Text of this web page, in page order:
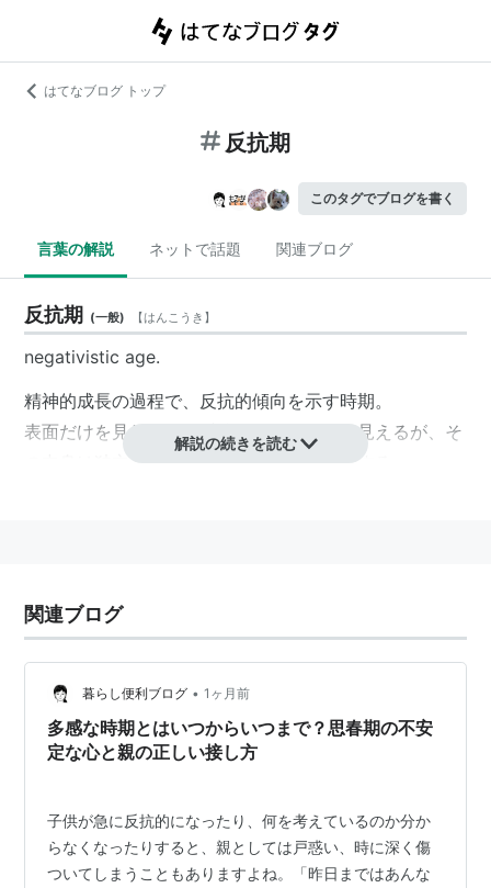
はてなブログ トップ
反抗期
このタグでブログを書く
言葉の解説 ネットで話題 関連ブログ
反抗期 (一般) 【はんこうき 】
negativistic age.
精神的成長の過程で、反抗的傾向を示す時期。
表面だけを見ればただ反抗しているように見えるが、そ
の中身は独立心や自我の芽生えであったりする。
解説の続きを読む
関連ブログ
暮らし便利ブログ • 1ヶ月前
多感な時期とはいつからいつまで？思春期の不安
定な心と親の正しい接し方
子供が急に反抗的になったり、何を考えているのか分か
らなくなったりすると、親としては戸惑い、時に深く傷
ついてしまうこともありますよね。「昨日まではあんな